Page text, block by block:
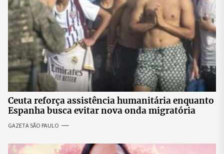
Ceuta reforça assistência humanitária enquanto
Espanha busca evitar nova onda migratória
GAZETA SÃO PAULO